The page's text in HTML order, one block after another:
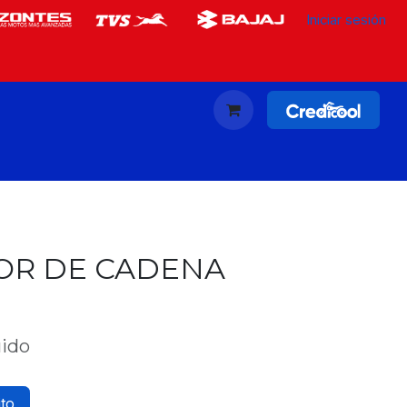
Iniciar sesión
DE CADENA